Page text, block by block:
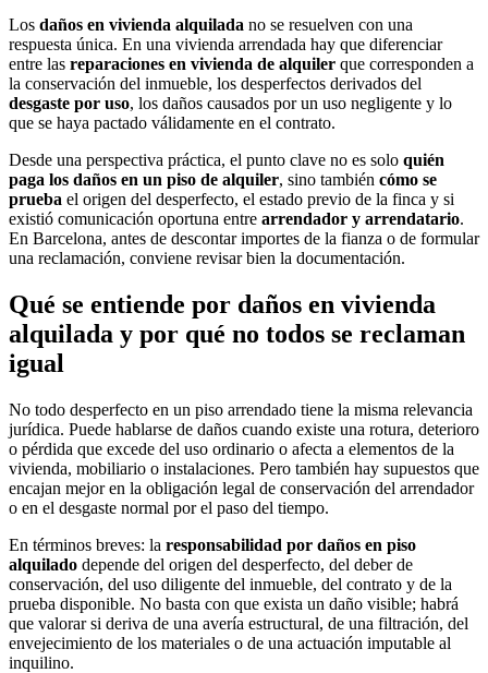
Los daños en vivienda alquilada no se resuelven con una
respuesta única. En una vivienda arrendada hay que diferenciar
entre las reparaciones en vivienda de alquiler que corresponden a
la conservación del inmueble, los desperfectos derivados del
desgaste por uso, los daños causados por un uso negligente y lo
que se haya pactado válidamente en el contrato.
Desde una perspectiva práctica, el punto clave no es solo quién
paga los daños en un piso de alquiler, sino también cómo se
prueba el origen del desperfecto, el estado previo de la finca y si
existió comunicación oportuna entre arrendador y arrendatario.
En Barcelona, antes de descontar importes de la fianza o de formular
una reclamación, conviene revisar bien la documentación.
Qué se entiende por daños en vivienda
alquilada y por qué no todos se reclaman
igual
No todo desperfecto en un piso arrendado tiene la misma relevancia
jurídica. Puede hablarse de daños cuando existe una rotura, deterioro
o pérdida que excede del uso ordinario o afecta a elementos de la
vivienda, mobiliario o instalaciones. Pero también hay supuestos que
encajan mejor en la obligación legal de conservación del arrendador
o en el desgaste normal por el paso del tiempo.
En términos breves: la responsabilidad por daños en piso
alquilado depende del origen del desperfecto, del deber de
conservación, del uso diligente del inmueble, del contrato y de la
prueba disponible. No basta con que exista un daño visible; habrá
que valorar si deriva de una avería estructural, de una filtración, del
envejecimiento de los materiales o de una actuación imputable al
inquilino.